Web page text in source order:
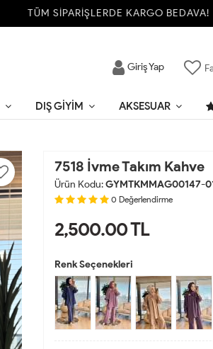
TÜM SİPARİŞLERDE KARGO BEDAVA!
Giriş Yap
DIŞ GIYIM AKSESUAR
7518 İvme Takım Kahve
Ürün Kodu:GYMTKMMAG00147-
0 Değerlendirme
2,500.00TL
Renk Seçenekleri